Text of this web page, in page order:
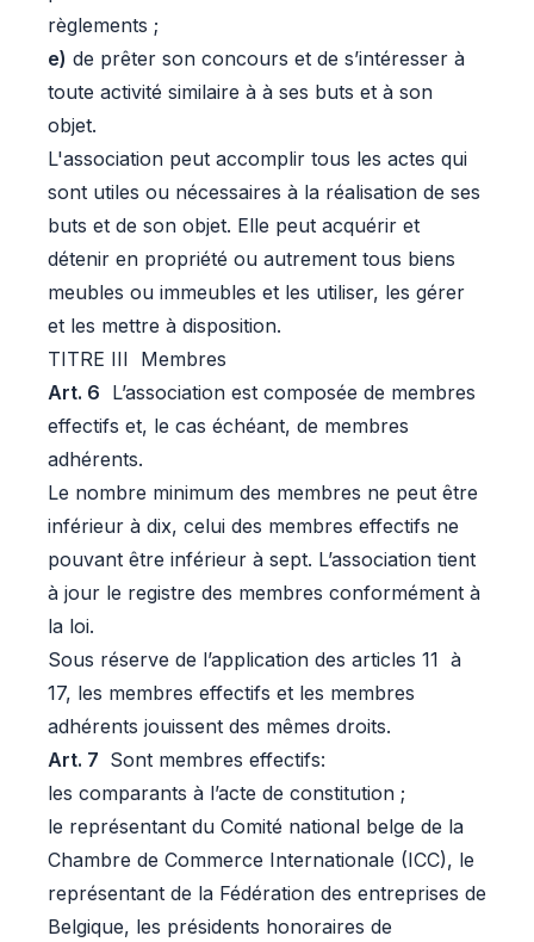
règlements ;
e) de prêter son concours et de s’intéresser à
toute activité similaire à à ses buts et à son
objet.
L'association peut accomplir tous les actes qui
sont utiles ou nécessaires à la réalisation de ses
buts et de son objet. Elle peut acquérir et
détenir en propriété ou autrement tous biens
meubles ou immeubles et les utiliser, les gérer
et les mettre à disposition.
TITRE III Membres
Art. 6 L’association est composée de membres
effectifs et, le cas échéant, de membres
adhérents.
Le nombre minimum des membres ne peut être
inférieur à dix, celui des membres effectifs ne
pouvant être inférieur à sept. L’association tient
à jour le registre des membres conformément à
la loi.
Sous réserve de l’application des articles 11 à
17, les membres effectifs et les membres
adhérents jouissent des mêmes droits.
Art. 7 Sont membres effectifs:
les comparants à l’acte de constitution ;
le représentant du Comité national belge de la
Chambre de Commerce Internationale (ICC), le
représentant de la Fédération des entreprises de
Belgique, les présidents honoraires de